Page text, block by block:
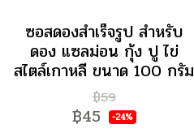
ซอสดองสำเร็จรูป สำหรับ
ดอง แซลม่อน กุ้ง ปู ไข่
สไตล์เกาหลี ขนาด 100 กรัม
฿59
฿45 -24%